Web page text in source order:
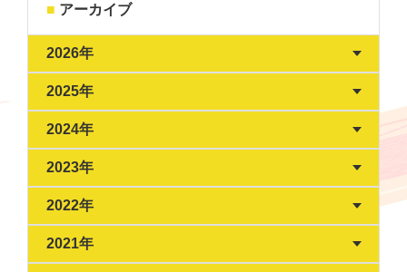
アーカイブ
2026年
2025年
2024年
2023年
2022年
2021年